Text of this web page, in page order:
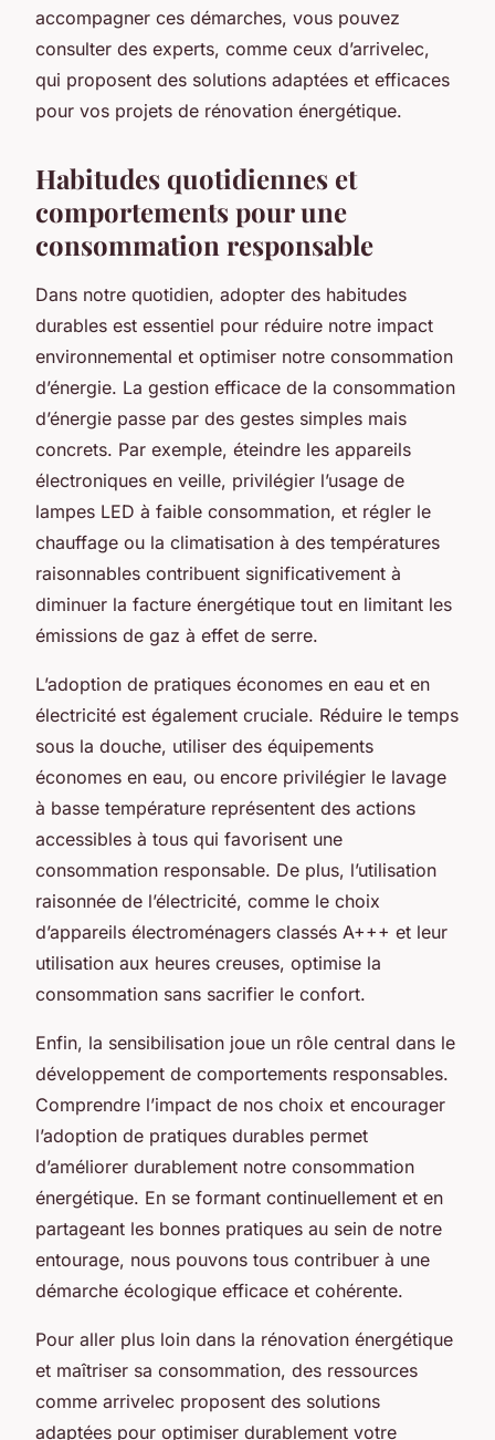
accompagner ces démarches, vous pouvez
consulter des experts, comme ceux d’arrivelec,
qui proposent des solutions adaptées et efficaces
pour vos projets de rénovation énergétique.
Habitudes quotidiennes et
comportements pour une
consommation responsable
Dans notre quotidien, adopter des habitudes
durables est essentiel pour réduire notre impact
environnemental et optimiser notre consommation
d’énergie. La gestion efficace de la consommation
d’énergie passe par des gestes simples mais
concrets. Par exemple, éteindre les appareils
électroniques en veille, privilégier l’usage de
lampes LED à faible consommation, et régler le
chauffage ou la climatisation à des températures
raisonnables contribuent significativement à
diminuer la facture énergétique tout en limitant les
émissions de gaz à effet de serre.
L’adoption de pratiques économes en eau et en
électricité est également cruciale. Réduire le temps
sous la douche, utiliser des équipements
économes en eau, ou encore privilégier le lavage
à basse température représentent des actions
accessibles à tous qui favorisent une
consommation responsable. De plus, l’utilisation
raisonnée de l’électricité, comme le choix
d’appareils électroménagers classés A+++ et leur
utilisation aux heures creuses, optimise la
consommation sans sacrifier le confort.
Enfin, la sensibilisation joue un rôle central dans le
développement de comportements responsables.
Comprendre l’impact de nos choix et encourager
l’adoption de pratiques durables permet
d’améliorer durablement notre consommation
énergétique. En se formant continuellement et en
partageant les bonnes pratiques au sein de notre
entourage, nous pouvons tous contribuer à une
démarche écologique efficace et cohérente.
Pour aller plus loin dans la rénovation énergétique
et maîtriser sa consommation, des ressources
comme arrivelec proposent des solutions
adaptées pour optimiser durablement votre